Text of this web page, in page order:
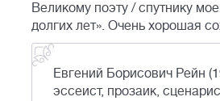
Великому поэту / спутнику
долгих лет». Очень хорошая
Евгений Борисович Рейн
эссеист, прозаик,